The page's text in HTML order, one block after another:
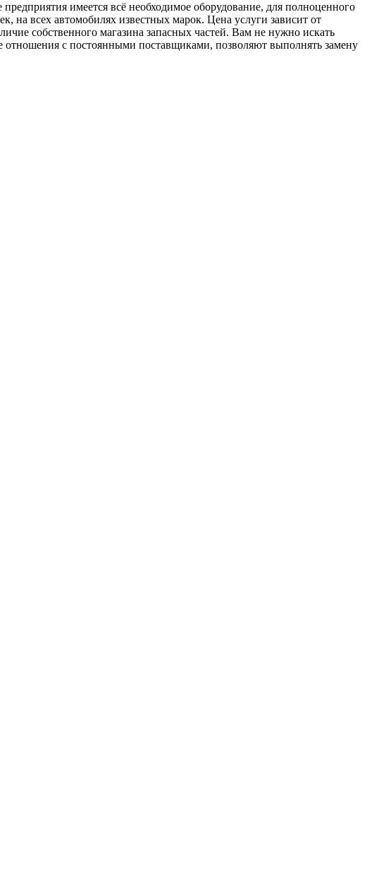
имеется всё необходимое оборудование, для полноценного
на всех автомобилях известных марок. Цена услуги зависит от
собственного магазина запасных частей. Вам не нужно искать
отношения с постоянными поставщиками, позволяют выполнять замену